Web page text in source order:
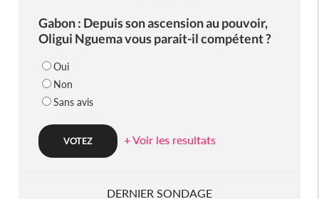
Gabon : Depuis son ascension au pouvoir,
Oligui Nguema vous parait-il compétent ?
Oui
Non
Sans avis
+ Voir les resultats
DERNIER SONDAGE